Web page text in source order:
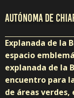
AUTÓNOMA DE
Explanada de la
espacio
explanada de la
encuentro para
de áreas